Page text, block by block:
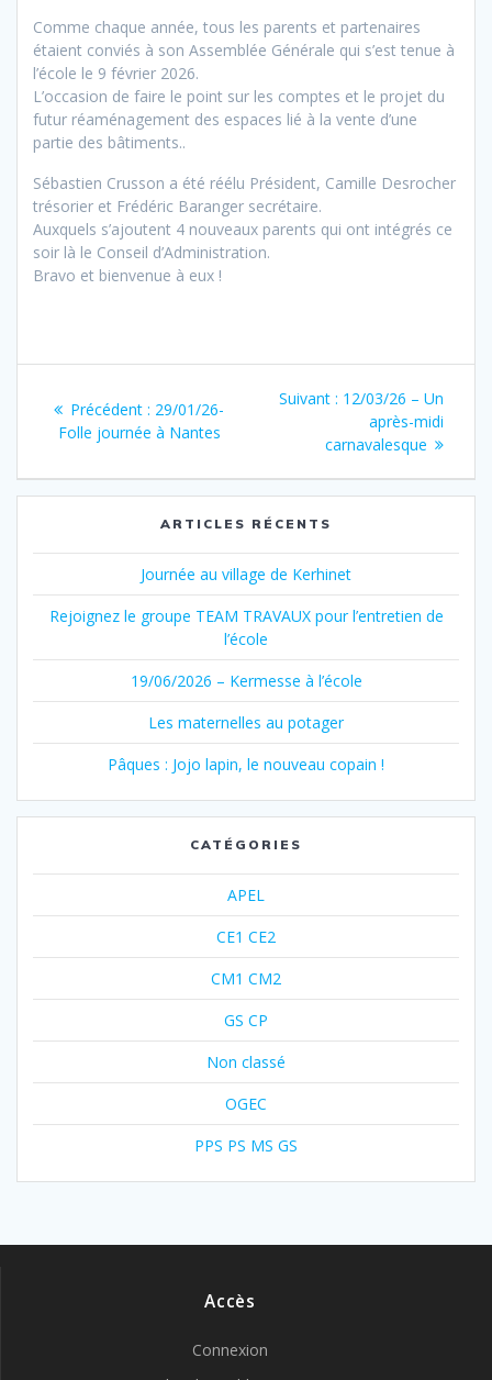
Comme chaque année, tous les parents et partenaires
étaient conviés à son Assemblée Générale qui s’est tenue à
l’école le 9 février 2026.
L’occasion de faire le point sur les comptes et le projet du
futur réaménagement des espaces lié à la vente d’une
partie des bâtiments..
Sébastien Crusson a été réélu Président, Camille Desrocher
trésorier et Frédéric Baranger secrétaire.
Auxquels s’ajoutent 4 nouveaux parents qui ont intégrés ce
soir là le Conseil d’Administration.
Bravo et bienvenue à eux !
de
l’article
Précédent : Article
précédent
29/01/26-
Folle journée à Nantes
Suivant : Article
suivant
:
12/03/26 – Un
après-midi
carnavalesque
ARTICLES RÉCENTS
Journée au village de Kerhinet
Rejoignez le groupe TEAM TRAVAUX pour l’entretien de
l’école
19/06/2026 – Kermesse à l’école
Les maternelles au potager
Pâques : Jojo lapin, le nouveau copain !
CATÉGORIES
APEL
CE1 CE2
CM1 CM2
GS CP
Non classé
OGEC
PPS PS MS GS
Accès
Connexion